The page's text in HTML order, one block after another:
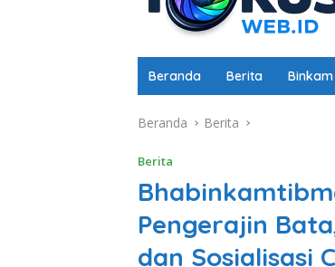
Beranda Berita Binkam
Beranda Berita
Berita
Pengerajin
dan Sosialisasi